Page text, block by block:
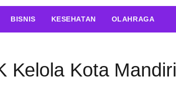
BISNIS KESEHATAN OLAHRAGA
Kelola Kota Mandiri